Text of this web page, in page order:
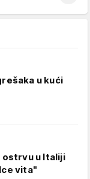
u kući
ostrvu u Italiji
vita"